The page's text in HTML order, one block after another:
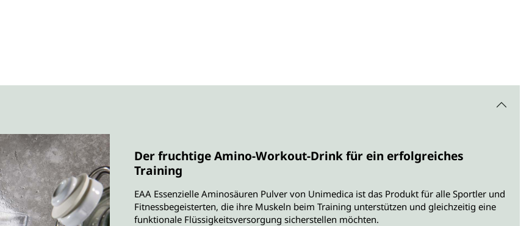
Der fruchtige Amino-Workout-Drink für ein erfolgreiches
Training
EAA Essenzielle Aminosäuren Pulver von Unimedica ist das Produkt für alle Sportler und
Fitnessbegeisterten, die ihre Muskeln beim Training unterstützen und gleichzeitig eine
funktionale Flüssigkeitsversorgung sicherstellen möchten.